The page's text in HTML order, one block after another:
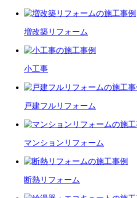
増改築リフォーム
小工事
戸建フルリフォーム
マンション リフォーム
断熱リフォーム